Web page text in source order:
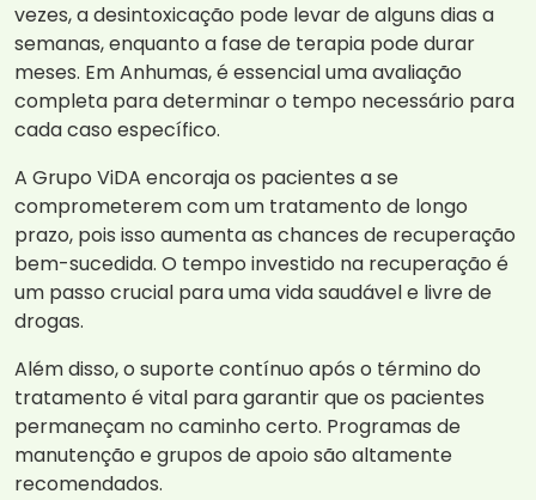
vezes, a desintoxicação pode levar de alguns dias a
semanas, enquanto a fase de terapia pode durar
meses. Em Anhumas, é essencial uma avaliação
completa para determinar o tempo necessário para
cada caso específico.
A Grupo ViDA encoraja os pacientes a se
comprometerem com um tratamento de longo
prazo, pois isso aumenta as chances de recuperação
bem-sucedida. O tempo investido na recuperação é
um passo crucial para uma vida saudável e livre de
drogas.
Além disso, o suporte contínuo após o término do
tratamento é vital para garantir que os pacientes
permaneçam no caminho certo. Programas de
manutenção e grupos de apoio são altamente
recomendados.